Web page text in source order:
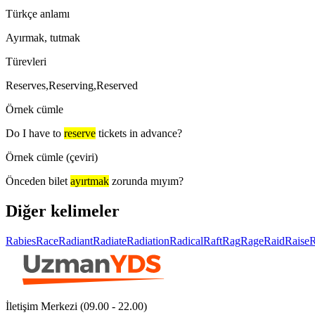
Türkçe anlamı
Ayırmak, tutmak
Türevleri
Reserves,Reserving,Reserved
Örnek cümle
Do I have to reserve tickets in advance?
Örnek cümle (çeviri)
Önceden bilet ayırtmak zorunda mıyım?
Diğer kelimeler
RabiesRaceRadiantRadiateRadiationRadicalRaftRagRageRaidRaise
İletişim Merkezi (09.00 - 22.00)